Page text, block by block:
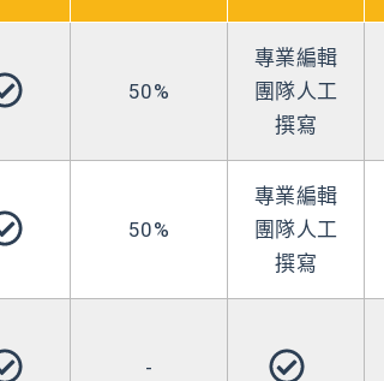
50%
專業編輯
團隊人工
撰寫
50%
專業編輯
團隊人工
撰寫
-